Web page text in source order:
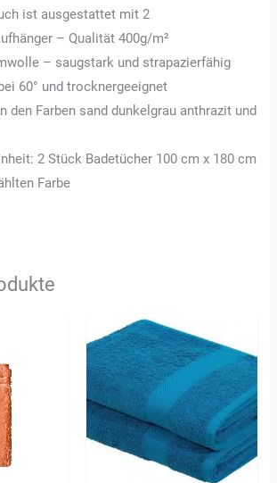
ist ausgestattet mit 2
– Qualität 400g/m²
– saugstark und strapazierfähig
60° und trocknergeeignet
den Farben sand dunkelgrau anthrazit und
2 Stück Badetücher 100 cm x 180 cm
Farbe